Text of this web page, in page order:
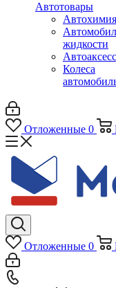
Автотовары
Автохимия
жидкости
Колеса
Отложенные 0
Отложенные 0